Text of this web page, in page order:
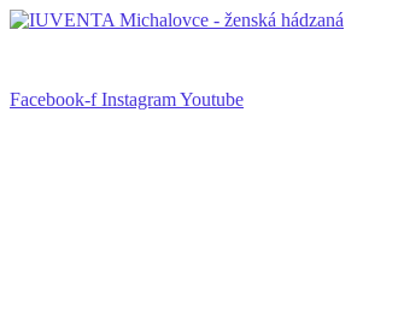
Facebook-f InstagramYoutube